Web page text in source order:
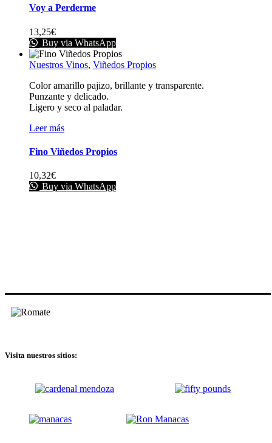
Voy a Perderme
13,25€
Buy via WhatsApp
Nuestros Vinos, Viñedos Propios
Color amarillo pajizo, brillante y transparente.
Punzante y delicado.
Ligero y seco al paladar.
Leer más
Fino Viñedos Propios
10,32€
Buy via WhatsApp
Visita nuestros sitios: